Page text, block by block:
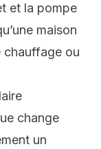
et la pompe
maison
chauffage ou
change
un